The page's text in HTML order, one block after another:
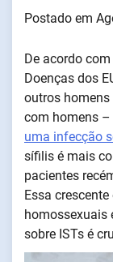
Postado em
De acordo
Doenças dos
outros
com homens –
uma infecção
sífilis é mais
pacientes
Essa
homossexuais
sobre ISTs é